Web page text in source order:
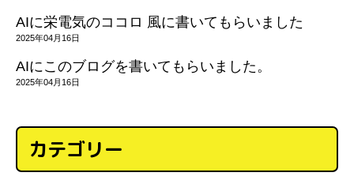
AIに栄電気のココロ 風に書いてもらいました
2025年04月16日
AIにこのブログを書いてもらいました。
2025年04月16日
カテゴリー